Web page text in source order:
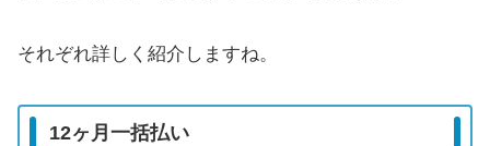
それぞれ詳しく紹介しますね。
12ヶ月一括払い